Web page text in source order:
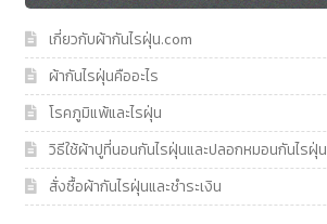
เกี่ยวกับผ้ากันไรฝุ่น.com
ผ้ากันไรฝุ่นคืออะไร
โรคภูมิแพ้และไรฝุ่น
วิธีใช้ผ้าปูที่นอนกันไรฝุ่นและปลอกหมอนกันไรฝุ่น
สั่งซื้อผ้ากันไรฝุ่นและชำระเงิน